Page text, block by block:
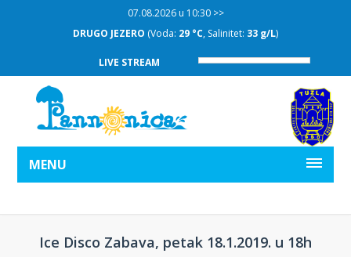
07.08.2026 u 10:30 >>
DRUGO JEZERO (Voda: 29 °C, Salinitet: 33 g/L)
LIVE STREAM
MENU
Ice Disco Zabava, petak 18.1.2019. u 18h